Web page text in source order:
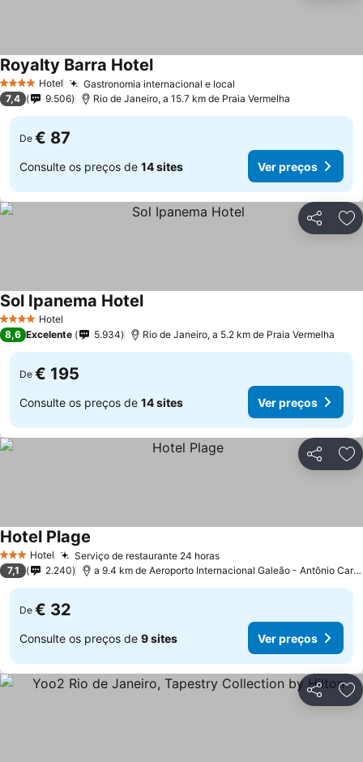
4 EstrelasHotel Gastronomia internacional e local
Royalty Barra Hotel
7,4 9.506 Rio de Janeiro, a 15.7 km de Praia Vermelha
De € 87
Consulte os preços de 14 sites Ver preços
Partilhar
4 EstrelasHotel
Sol Ipanema Hotel
8,6 Excelente 5.934 Rio de Janeiro, a 5.2 km de Praia Vermelha
De € 195
Consulte os preços de 14 sites Ver preços
Partilhar
3 EstrelasHotel Serviço de restaurante 24 horas
Hotel Plage
7,1 2.240 a 9.4 km de Aeroporto Internacional Galeão - Antônio Carlos Jobim
De € 32
Consulte os preços de 9 sites Ver preços
Partilhar